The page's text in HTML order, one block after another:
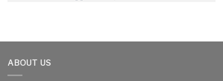
ABOUT US